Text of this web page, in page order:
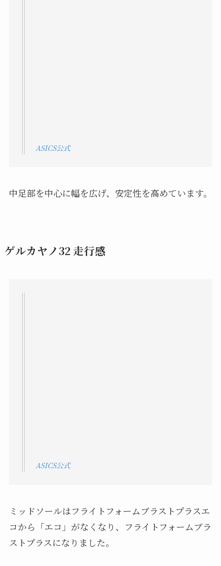
ASICS公式
中足部を中心に幅を広げ、安定性を高めています。
ゲルカヤノ32 走行感
ASICS公式
ミッドソールはフライトフォームブラストプラスエ
コから「エコ」がなくなり、フライトフォームブラ
ストプラスになりました。